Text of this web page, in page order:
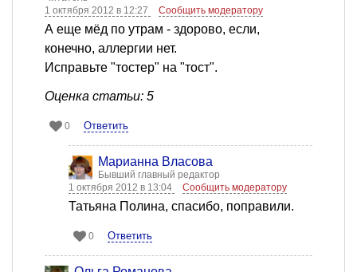
1 октября 2012 в 12:27
Сообщить модератору
А еще мёд по утрам - здорово, если,
конечно, аллергии нет.
Исправьте "тостер" на "тост".
Оценка статьи: 5
0 Ответить
Марианна Власова
Бывший главный редактор
1 октября 2012 в 13:04
Сообщить модератору
Татьяна Полина, спасибо, поправили.
0 Ответить